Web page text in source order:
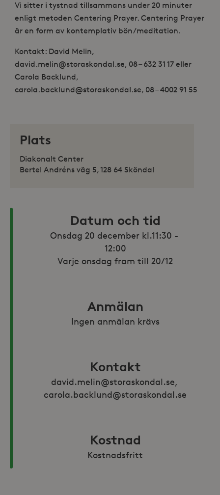
Vi sitter i tystnad tillsammans under 20 minuter
enligt metoden Centering Prayer. Centering Prayer
är en form av kontemplativ bön/meditation.
Kontakt: David Melin,
david.melin@storaskondal.se, 08 – 632 31 17 eller
Carola Backlund,
carola.backlund@storaskondal.se, 08 – 4002 91 55
Plats
Diakonalt Center
Bertel Andréns väg 5, 128 64 Sköndal
Datum och tid
Onsdag 20 december kl.11:30 -
12:00
Varje onsdag fram till 20/12
Anmälan
Ingen anmälan krävs
Kontakt
david.melin@storaskondal.se,
carola.backlund@storaskondal.se
Kostnad
Kostnadsfritt